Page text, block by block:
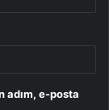
adım, e-posta